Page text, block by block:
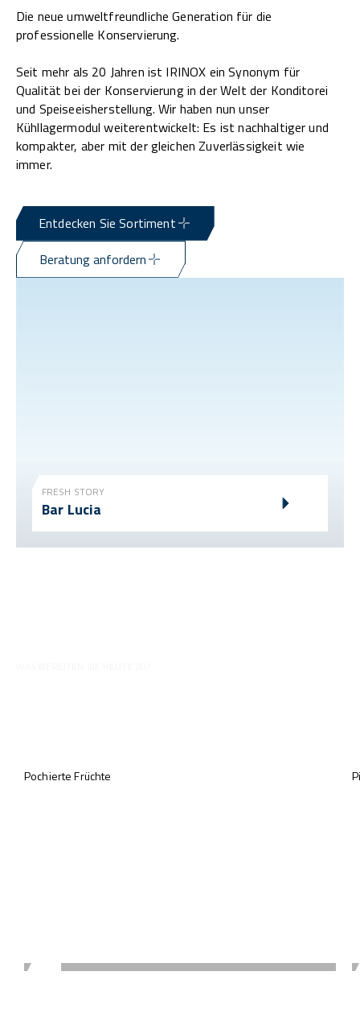
Die neue umweltfreundliche Generation für die
professionelle Konservierung.
Seit mehr als 20 Jahren ist IRINOX ein Synonym für
Qualität bei der Konservierung in der Welt der Konditorei
und Speiseeisherstellung. Wir haben nun unser
Kühllagermodul weiterentwickelt: Es ist nachhaltiger und
kompakter, aber mit der gleichen Zuverlässigkeit wie
immer.
Entdecken Sie Sortiment
Beratung anfordern
FRESH STORY
Bar Lucia
Pochierte Früchte